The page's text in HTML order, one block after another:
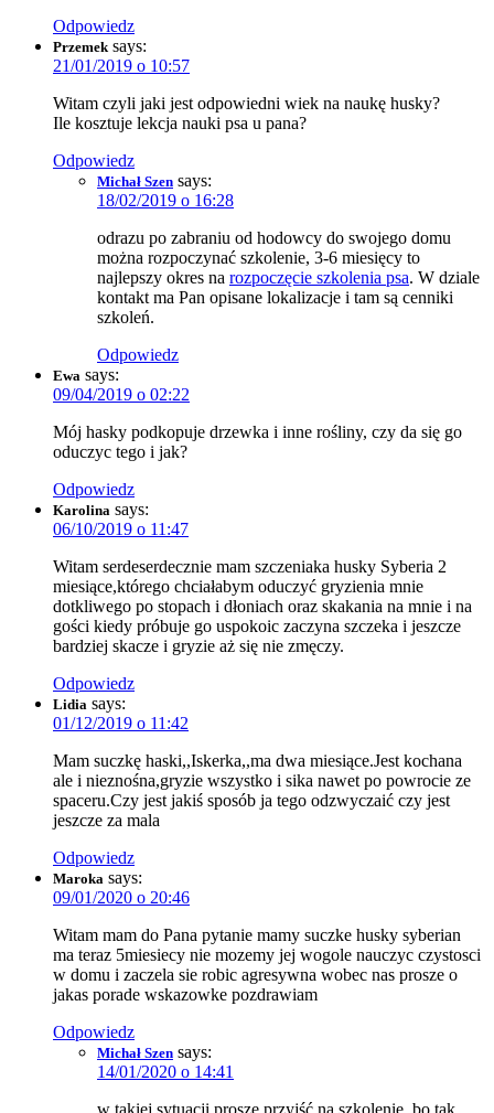
Odpowiedz
Przemek says:
21/01/2019 o 10:57
Witam czyli jaki jest odpowiedni wiek na naukę husky?
Ile kosztuje lekcja nauki psa u pana?
Odpowiedz
Michał Szen says:
18/02/2019 o 16:28
odrazu po zabraniu od hodowcy do swojego domu
można rozpoczynać szkolenie, 3-6 miesięcy to
najlepszy okres na rozpoczęcie szkolenia psa. W dziale
kontakt ma Pan opisane lokalizacje i tam są cenniki
szkoleń.
Odpowiedz
Ewa says:
09/04/2019 o 02:22
Mój hasky podkopuje drzewka i inne rośliny, czy da się go
oduczyc tego i jak?
Odpowiedz
Karolina says:
06/10/2019 o 11:47
Witam serdeserdecznie mam szczeniaka husky Syberia 2
miesiące,którego chciałabym oduczyć gryzienia mnie
dotkliwego po stopach i dłoniach oraz skakania na mnie i na
gości kiedy próbuje go uspokoic zaczyna szczeka i jeszcze
bardziej skacze i gryzie aż się nie zmęczy.
Odpowiedz
Lidia says:
01/12/2019 o 11:42
Mam suczkę haski,,Iskerka,,ma dwa miesiące.Jest kochana
ale i nieznośna,gryzie wszystko i sika nawet po powrocie ze
spaceru.Czy jest jakiś sposób ja tego odzwyczaić czy jest
jeszcze za mala
Odpowiedz
Maroka says:
09/01/2020 o 20:46
Witam mam do Pana pytanie mamy suczke husky syberian
ma teraz 5miesiecy nie mozemy jej wogole nauczyc czystosci
w domu i zaczela sie robic agresywna wobec nas prosze o
jakas porade wskazowke pozdrawiam
Odpowiedz
Michał Szen says:
14/01/2020 o 14:41
w takiej sytuacji proszę przyjść na szkolenie, bo tak